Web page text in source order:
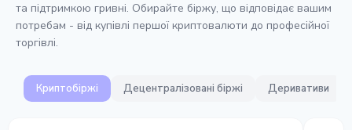
та підтримкою гривні. Обирайте біржу, що відповідає вашим
потребам - від купівлі першої криптовалюти до професійної
торгівлі.
Криптобіржі Децентралізовані біржі Деривативи